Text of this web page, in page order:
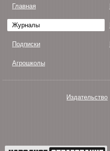
Главная
Журналы
Подписки
Агрошколы
Издательство